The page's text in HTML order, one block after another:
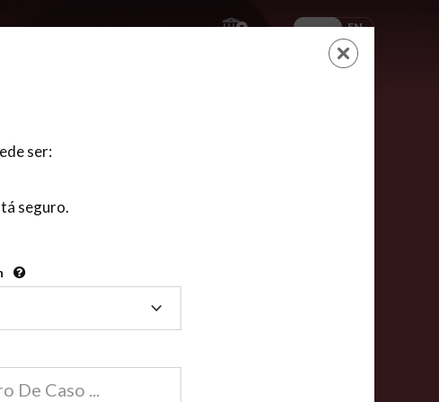
ES EN
LOGIN
compartida en línea están acreditadas en más de
en línea cumplen la mayoría de las normas nacionales
ser:
seguro.